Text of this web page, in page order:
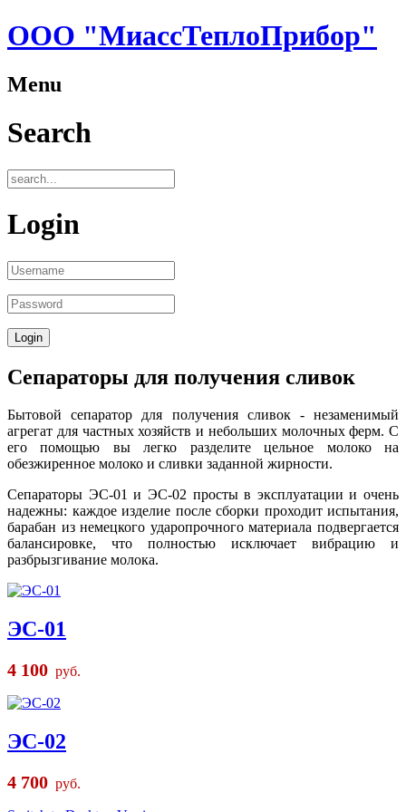
ООО "МиассТеплоПрибор"
Menu
Search
Login
Сепараторы для получения сливок
Бытовой сепаратор для получения сливок - незаменимый
агрегат для частных хозяйств и небольших молочных ферм. С
его помощью вы легко разделите цельное молоко на
обезжиренное молоко и сливки заданной жирности.
Сепараторы ЭС-01 и ЭС-02 просты в эксплуатации и очень
надежны: каждое изделие после сборки проходит испытания,
барабан из немецкого ударопрочного материала подвергается
балансировке, что полностью исключает вибрацию и
разбрызгивание молока.
ЭС-01
4 100 руб.
ЭС-02
4 700 руб.